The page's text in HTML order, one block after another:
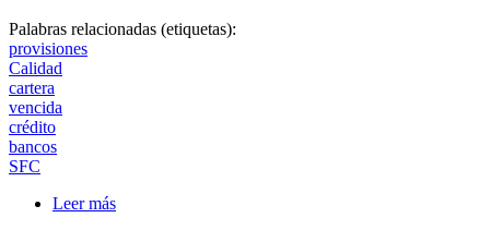
Palabras relacionadas (etiquetas):
provisiones
Calidad
cartera
vencida
crédito
bancos
SFC
Leer más